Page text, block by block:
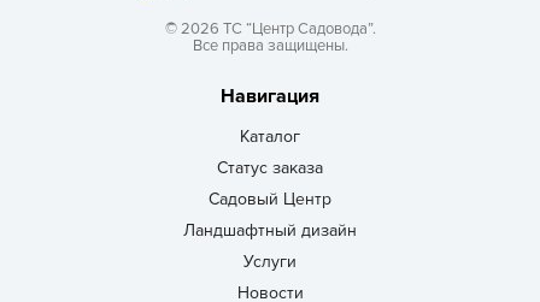
© 2026 ТС “Центр Садовода”.
Все права защищены.
Навигация
Каталог
Статус заказа
Садовый Центр
Ландшафтный дизайн
Услуги
Новости